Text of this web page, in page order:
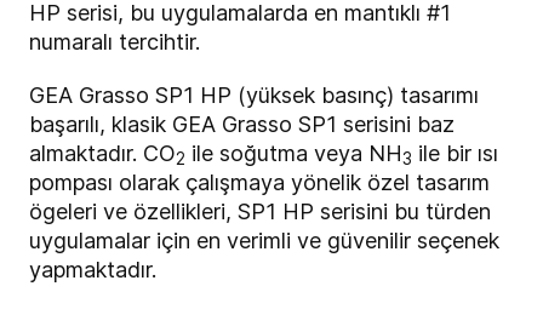
HP serisi, bu uygulamalarda en mantıklı #1
numaralı tercihtir.
GEA Grasso SP1 HP (yüksek basınç) tasarımı
başarılı, klasik GEA Grasso SP1 serisini baz
almaktadır. CO2 ile soğutma veya NH3 ile bir ısı
pompası olarak çalışmaya yönelik özel tasarım
ögeleri ve özellikleri, SP1 HP serisini bu türden
uygulamalar için en verimli ve güvenilir seçenek
yapmaktadır.